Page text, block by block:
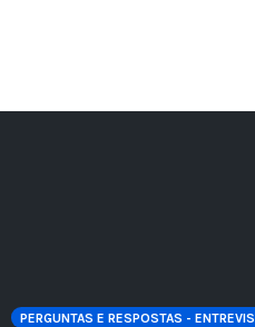
PERGUNTAS E RESPOSTAS -